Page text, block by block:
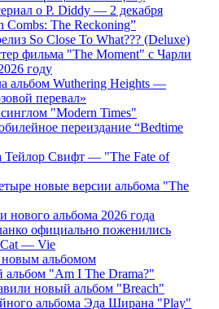
о P. Diddy — 2 декабря
Combs: The Reckoning”
So Close To What??? (Deluxe)
фильма "The Moment" с Чарли
году
альбом Wuthering Heights —
перевал»
"Modern Times"
переиздание “Bedtime
Тейлор Свифт — "The Fate of
новые версии альбома "The
нового альбома 2026 года
официально поженились
Cat — Vie
новым альбомом
альбом "Am I The Drama?"
новый альбом "Breach"
альбома Эда Ширана "Play"